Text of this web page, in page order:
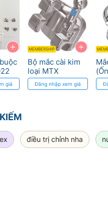
+
giá
+
MEMBERSHIP
Bộ mắc cài kim
loại MTX
Roth/MBT (5x5)
DynaFlex
Đăng nhập xem giá
điều trị chỉnh nha